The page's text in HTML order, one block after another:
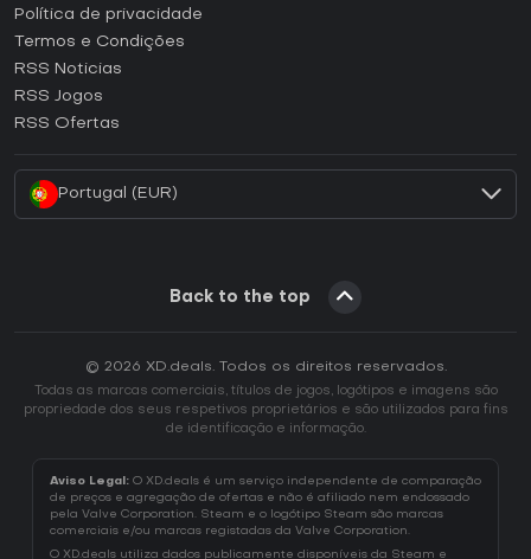
Como ativar uma CD Key Epic Games?
Como ativar uma CD Key GOG?
Como ativar uma CD Key Ubisoft Connect?
Política de privacidade
Termos e Condições
RSS Noticias
RSS Jogos
RSS Ofertas
Portugal (EUR)
Back to the top
© 2026 XD.deals. Todos os direitos reservados.
Todas as marcas comerciais, títulos de jogos, logótipos e imagens são
propriedade dos seus respetivos proprietários e são utilizados para fins
de identificação e informação.
Aviso Legal: O XD.deals é um serviço independente de comparação
de preços e agregação de ofertas e não é afiliado nem endossado
pela Valve Corporation. Steam e o logótipo Steam são marcas
comerciais e/ou marcas registadas da Valve Corporation.
O XD.deals utiliza dados publicamente disponíveis da Steam e